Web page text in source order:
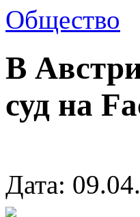
Общество
В
суд на
Дата: